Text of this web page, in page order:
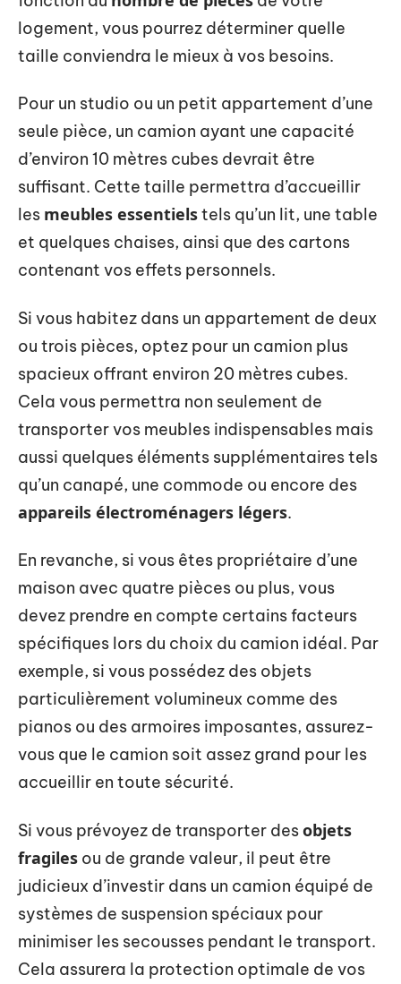
logement, vous pourrez déterminer quelle
taille conviendra le mieux à vos besoins.
Pour un studio ou un petit appartement d’une
seule pièce, un camion ayant une capacité
d’environ 10 mètres cubes devrait être
suffisant. Cette taille permettra d’accueillir
les meubles essentielstels qu’un lit, une table
et quelques chaises, ainsi que des cartons
contenant vos effets personnels.
Si vous habitez dans un appartement de deux
ou trois pièces, optez pour un camion plus
spacieux offrant environ 20 mètres cubes.
Cela vous permettra non seulement de
transporter vos meubles indispensables mais
aussi quelques éléments supplémentaires tels
qu’un canapé, une commode ou encore des
appareils électroménagers légers.
En revanche, si vous êtes propriétaire d’une
maison avec quatre pièces ou plus, vous
devez prendre en compte certains facteurs
spécifiques lors du choix du camion idéal. Par
exemple, si vous possédez des objets
particulièrement volumineux comme des
pianos ou des armoires imposantes, assurez-
vous que le camion soit assez grand pour les
accueillir en toute sécurité.
Si vous prévoyez de transporter desobjets
fragiles ou de grande valeur, il peut être
judicieux d’investir dans un camion équipé de
systèmes de suspension spéciaux pour
minimiser les secousses pendant le transport.
Cela assurera la protection optimale de vos